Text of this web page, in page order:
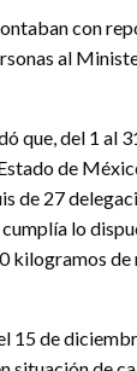
con
al
que, del 1 al
de
de 27
lo
kilogramos
15 de